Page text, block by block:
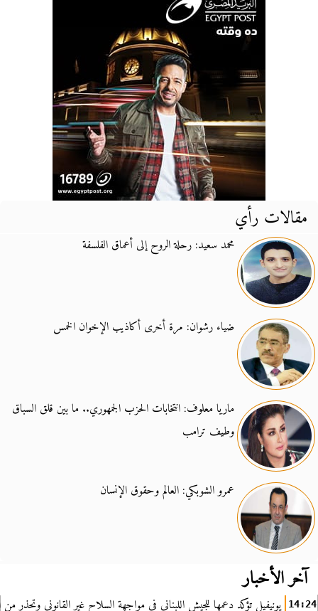
مقالات رأي
محمد سعيد: رحلة الروح إلى أعماق الفلسفة
ضياء رشوان: مرة أخرى أكاذيب الإخوان الخمس
ماريا معلوف: انتخابات الحزب الجمهوري.. ما بين قلق السباق
وطيف ترامب
عمرو الشوبكي: العالم وحقوق الإنسان
آخر الأخبار
14:24 يونيفيل تؤكد دعمها للجيش اللبناني في مواجهة السلاح غير القانوني وتحذر من